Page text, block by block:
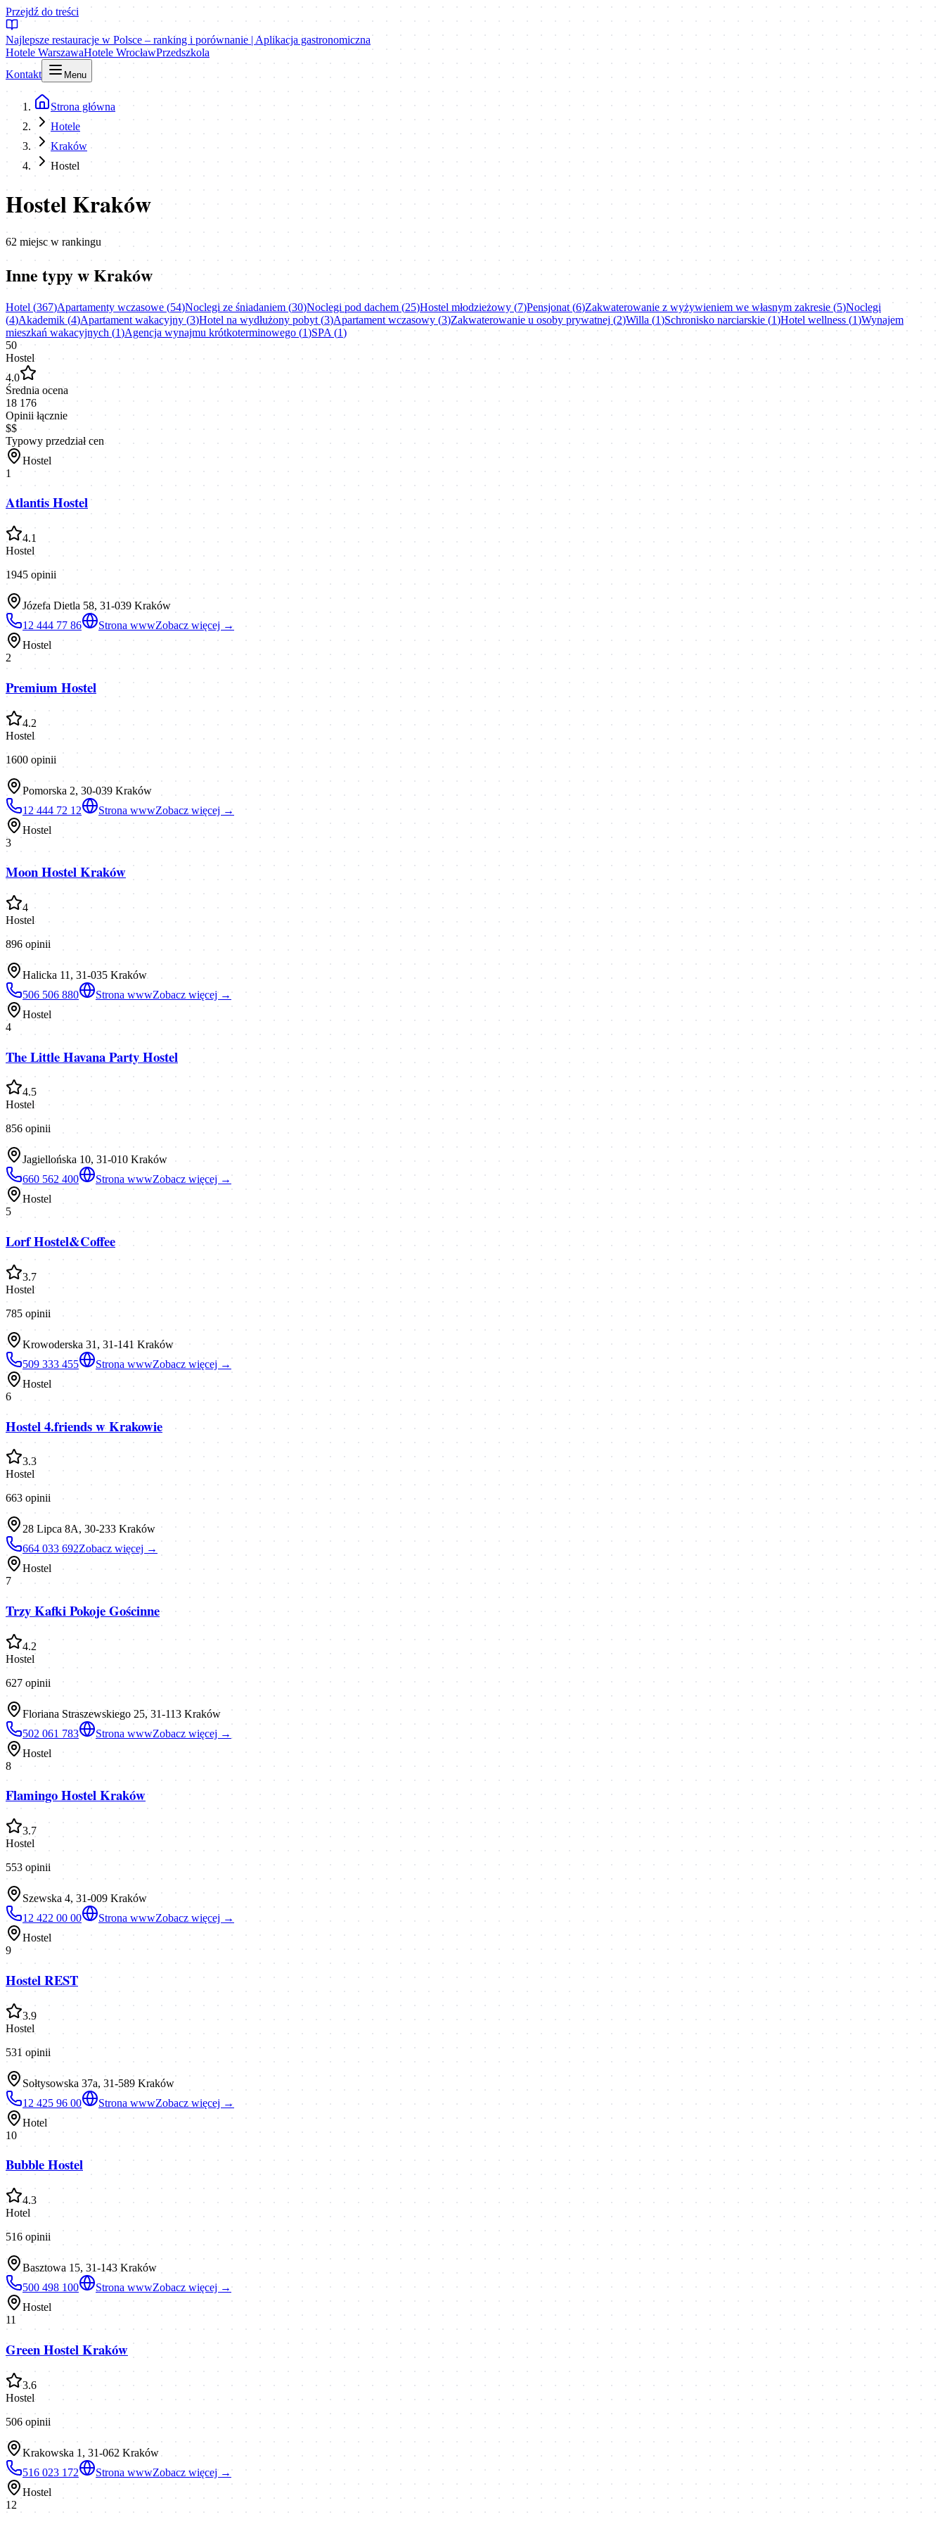
Przejdź do treści
Najlepsze restauracje w Polsce – ranking i porównanie | Aplikacja gastronomiczna
Hotele WarszawaHotele WrocławPrzedszkola
Kontakt
Menu
Strona główna
Hotele
Kraków
Hostel
HostelKraków
62 miejsc w rankingu
Inne typy wKraków
Hotel (367)Apartamenty wczasowe (54)Noclegi ze śniadaniem (30)Noclegi pod dachem (25)Hostel młodzieżowy (7)Pensjonat (6)Zakwaterowanie z wyżywieniem we własnym zakresie (5)Noclegi
(4)Akademik (4)Apartament wakacyjny (3)Hotel na wydłużony pobyt (3)Apartament wczasowy (3)Zakwaterowanie u osoby prywatnej (2)Willa (1)Schronisko narciarskie (1)Hotel wellness (1)Wynajem
mieszkań wakacyjnych (1)Agencja wynajmu krótkoterminowego (1)SPA (1)
50
Hostel
4.0
Średnia ocena
18 176
Opinii łącznie
$$
Typowy przedział cen
Hostel
1
Atlantis Hostel
4.1
Hostel
1945 opinii
Józefa Dietla 58, 31-039 Kraków
12 444 77 86
Strona wwwZobacz więcej →
Hostel
2
Premium Hostel
4.2
Hostel
1600 opinii
Pomorska 2, 30-039 Kraków
12 444 72 12
Strona wwwZobacz więcej →
Hostel
3
Moon Hostel Kraków
4
Hostel
896 opinii
Halicka 11, 31-035 Kraków
506 506 880
Strona wwwZobacz więcej →
Hostel
4
The Little Havana Party Hostel
4.5
Hostel
856 opinii
Jagiellońska 10, 31-010 Kraków
660 562 400
Strona wwwZobacz więcej →
Hostel
5
Lorf Hostel&Coffee
3.7
Hostel
785 opinii
Krowoderska 31, 31-141 Kraków
509 333 455
Strona wwwZobacz więcej →
Hostel
6
Hostel 4.friends w Krakowie
3.3
Hostel
663 opinii
28 Lipca 8A, 30-233 Kraków
664 033 692Zobacz więcej →
Hostel
7
Trzy Kafki Pokoje Gościnne
4.2
Hostel
627 opinii
Floriana Straszewskiego 25, 31-113 Kraków
502 061 783
Strona wwwZobacz więcej →
Hostel
8
Flamingo Hostel Kraków
3.7
Hostel
553 opinii
Szewska 4, 31-009 Kraków
12 422 00 00
Strona wwwZobacz więcej →
Hostel
9
Hostel REST
3.9
Hostel
531 opinii
Sołtysowska 37a, 31-589 Kraków
12 425 96 00
Strona wwwZobacz więcej →
Hotel
10
Bubble Hostel
4.3
Hotel
516 opinii
Basztowa 15, 31-143 Kraków
500 498 100
Strona wwwZobacz więcej →
Hostel
11
Green Hostel Kraków
3.6
Hostel
506 opinii
Krakowska 1, 31-062 Kraków
516 023 172
Strona wwwZobacz więcej →
Hostel
12